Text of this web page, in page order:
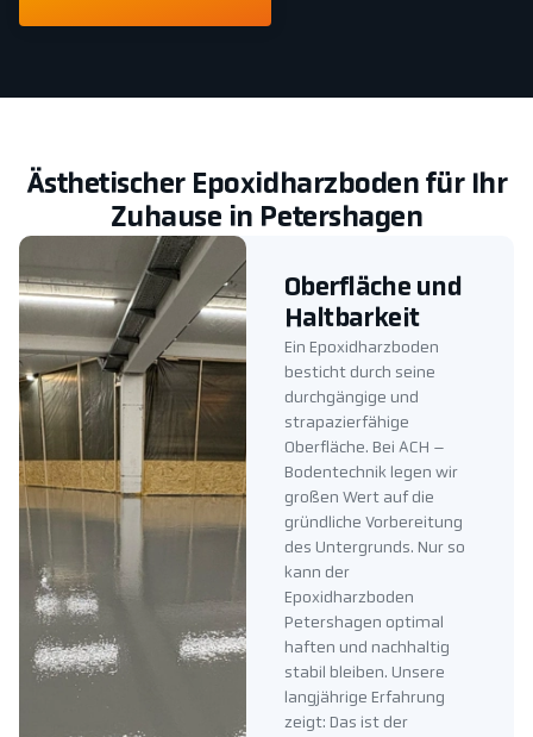
Ästhetischer Epoxidharzboden für Ihr
Zuhause in Petershagen
Oberfläche und
Haltbarkeit
Ein Epoxidharzboden
besticht durch seine
durchgängige und
strapazierfähige
Oberfläche. Bei ACH –
Bodentechnik legen wir
großen Wert auf die
gründliche Vorbereitung
des Untergrunds. Nur so
kann der
Epoxidharzboden
Petershagen optimal
haften und nachhaltig
stabil bleiben. Unsere
langjährige Erfahrung
zeigt: Das ist der